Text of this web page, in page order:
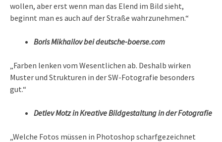
wollen, aber erst wenn man das Elend im Bild sieht,
beginnt man es auch auf der Straße wahrzunehmen.“
Boris Mikhailov bei deutsche-boerse.com
„Farben lenken vom Wesentlichen ab. Deshalb wirken
Muster und Strukturen in der SW-Fotografie besonders
gut.“
Detlev Motz in Kreative Bildgestaltung in der Fotografie
„Welche Fotos müssen in Photoshop scharfgezeichnet